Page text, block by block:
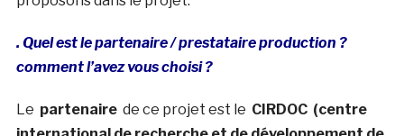
. Quel est le partenaire / prestataire production ?
comment l’avez vous choisi ?
Le partenairede ce projet est le CIRDOC(centre